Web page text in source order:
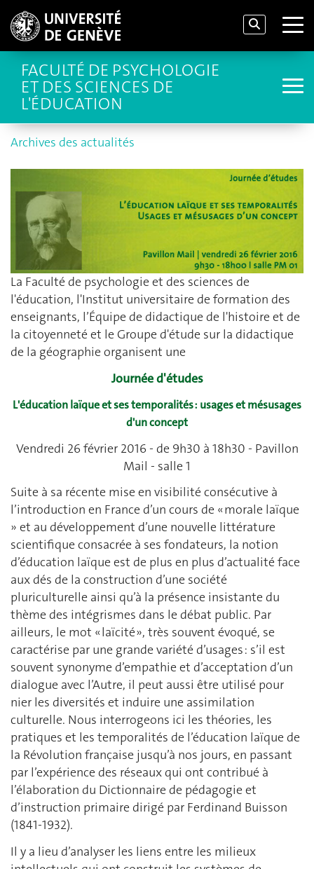
FACULTÉ DE PSYCHOLOGIE
ET DES SCIENCES DE
L'ÉDUCATION
Archives des actualités
La Faculté de psychologie et des sciences de
l'éducation, l'Institut universitaire de formation des
enseignants, l’Équipe de didactique de l'histoire et de
la citoyenneté et le Groupe d'étude sur la didactique
de la géographie organisent une
Journée d'études
L'éducation laïque et ses temporalités : usages et mésusages
d'un concept
Vendredi 26 février 2016 - de 9h30 à 18h30 - Pavillon
Mail - salle 1
Suite à sa récente mise en visibilité consécutive à
l’introduction en France d’un cours de « morale laïque
» et au développement d’une nouvelle littérature
scientifique consacrée à ses fondateurs, la notion
d’éducation laïque est de plus en plus d’actualité face
aux dés de la construction d’une société
pluriculturelle ainsi qu’à la présence insistante du
thème des intégrismes dans le débat public. Par
ailleurs, le mot « laïcité », très souvent évoqué, se
caractérise par une grande variété d’usages : s’il est
souvent synonyme d’empathie et d’acceptation d’un
dialogue avec l’Autre, il peut aussi être utilisé pour
nier les diversités et induire une assimilation
culturelle. Nous interrogeons ici les théories, les
pratiques et les temporalités de l’éducation laïque de
la Révolution française jusqu’à nos jours, en passant
par l’expérience des réseaux qui ont contribué à
l’élaboration du Dictionnaire de pédagogie et
d’instruction primaire dirigé par Ferdinand Buisson
(1841-1932).
Il y a lieu d’analyser les liens entre les milieux